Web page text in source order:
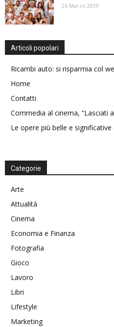
26 Marzo 2019
Articoli popolari
Ricambi auto: si risparmia col
Home
Contatti
Commedia al cinema, “Lasciati
Le opere più belle e significative
Categorie
Arte
Attualità
Cinema
Economia e Finanza
Fotografia
Gioco
Lavoro
Libri
Lifestyle
Marketing